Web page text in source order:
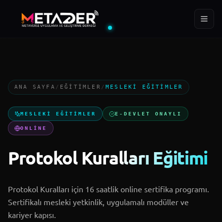
Ana Sayfa
Kurumsal
Projeler
MTD Akademi
ANA SAYFA / EĞITIMLER /MESLEKI EĞITIMLER
MESLEKI EĞITIMLER E-DEVLET ONAYLI
ONLINE
Protokol Kuralları Eğitimi
Protokol Kuralları için 16 saatlik online sertifika programı.
Sertifikalı mesleki yetkinlik, uygulamalı modüller ve
kariyer kapısı.